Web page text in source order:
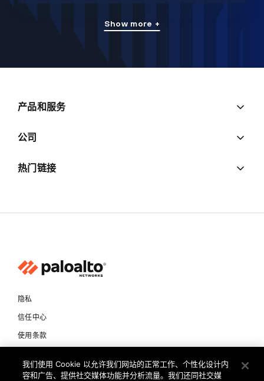
Show more +
产品和服务
公司
热门链接
隐私
信任中心
使用条款
我们使用 Cookie 以允许我们网站的正常工作、个性化设计内
容和广告、提供社交媒体功能并分析流量。我们还同社交媒